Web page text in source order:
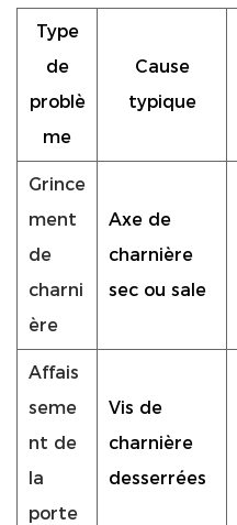
Type
de
problè
me
Cause
typique
Grince
ment
de
charni
ère
Axe de
charnière
sec ou sale
Affais
seme
nt de
la
porte
Vis de
charnière
desserrées